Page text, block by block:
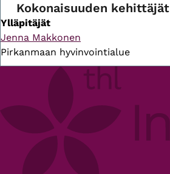
Kokonaisuuden kehittäjät
Ylläpitäjät
Jenna Makkonen
Pirkanmaan hyvinvointialue